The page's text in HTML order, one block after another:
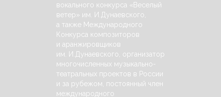
вокального конкурса «Веселый
ветер» им. И.Дунаевского,
а также Международного
Конкурса композиторов
и аранжировщиков
им. И.Дунаевского, организатор
многочисленных музыкально-
театральных проектов в России
и за рубежом, постоянный член
международного